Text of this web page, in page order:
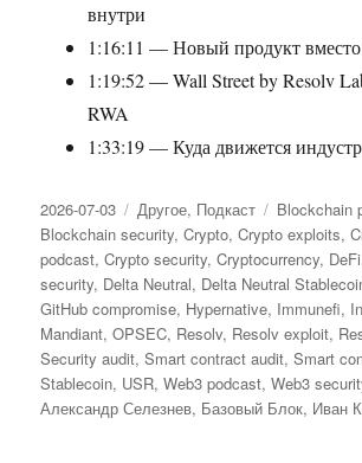
внутри
1:16:11 — Новый продукт вместо
1:19:52 — Wall Street by Resolv
RWA
1:33:19 — Куда движется
Опубликовано
2026-07-03 Рубрики
Другое, Подкаст Метки
Blockchain
Blockchain security,Crypto,Crypto exploits,
podcast,Crypto security,Cryptocurrency, DeFi
security, Delta Neutral, Delta Neutral
GitHub compromise, Hypernative, Immunefi,
Mandiant,OPSEC, Resolv, Resolv exploit,
Security audit,Smart contract audit,Smart
Stablecoin, USR,Web3 podcast,Web3
Александр Селезнев, Базовый Блок, Иван